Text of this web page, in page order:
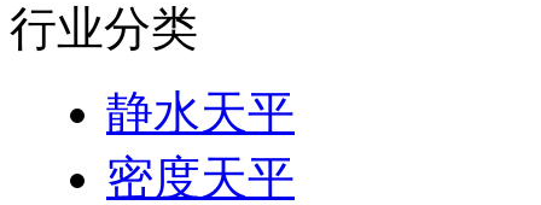
行业分类
静水天平
密度天平